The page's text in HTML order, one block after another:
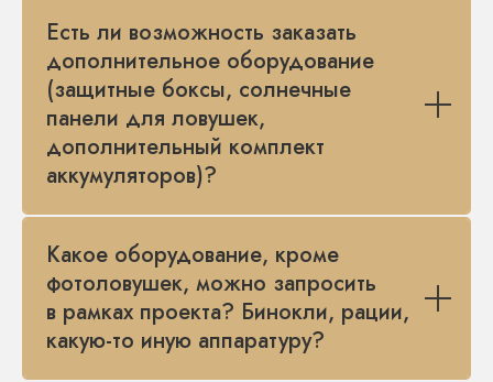
Есть ли возможность заказать
дополнительное оборудование
(защитные боксы, солнечные
панели для ловушек,
дополнительный комплект
аккумуляторов)?
Какое оборудование, кроме
фотоловушек, можно запросить
в рамках проекта? Бинокли, рации,
какую-то иную аппаратуру?